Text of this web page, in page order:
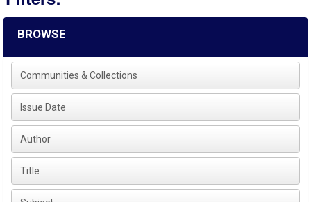
BROWSE
Communities & Collections
Issue Date
Author
Title